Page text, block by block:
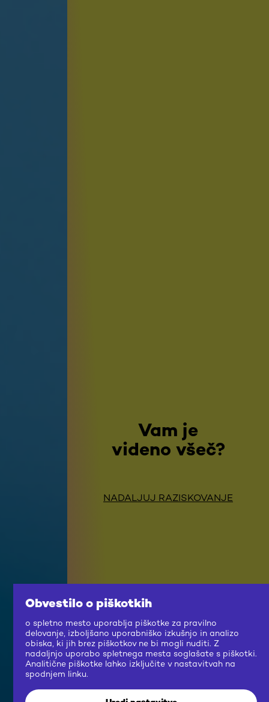
Vam je
videno všeč?
NADALJUJ RAZISKOVANJE
Obvestilo o piškotkih
o spletno mesto uporablja piškotke za pravilno
delovanje, izboljšano uporabniško izkušnjo in analizo
obiska, ki jih brez piškotkov ne bi mogli nuditi. Z
nadaljnjo uporabo spletnega mesta soglašate s piškotki.
Analitične piškotke lahko izključite v nastavitvah na
spodnjem linku.